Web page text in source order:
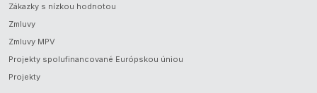
Zákazky s nízkou hodnotou
Zmluvy
Zmluvy MPV
Projekty spolufinancované Európskou úniou
Projekty